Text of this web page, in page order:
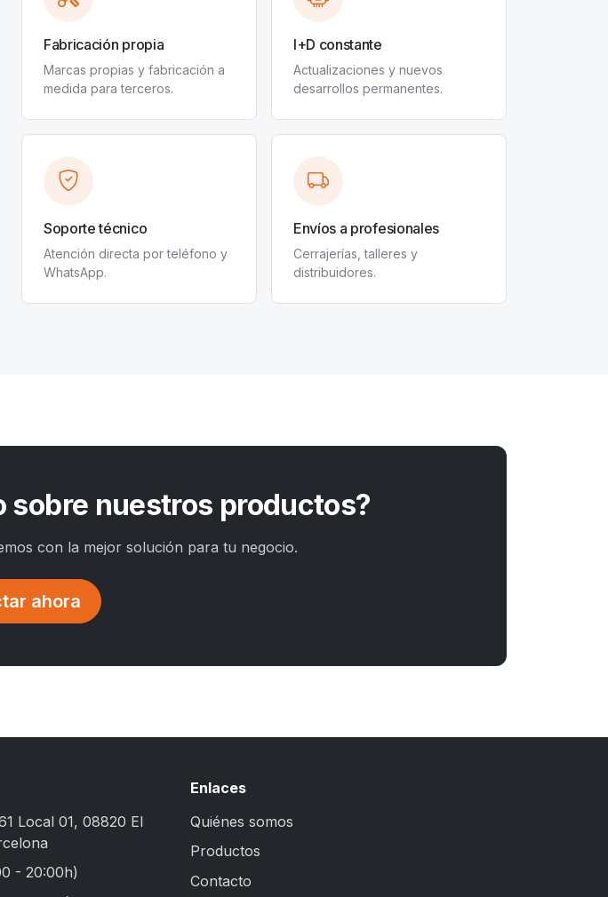
Fabricación propia
Marcas propias y fabricación a
medida para terceros.
I+D constante
Actualizaciones y nuevos
desarrollos permanentes.
Soporte técnico
Atención directa por teléfono y
WhatsApp.
Envíos a profesionales
Cerrajerías, talleres y
distribuidores.
nuestros productos?
con la mejor solución para tu negocio.
ahora
Local 01, 08820 El
- 20:00h)
Enlaces
Quiénes somos
Productos
Contacto